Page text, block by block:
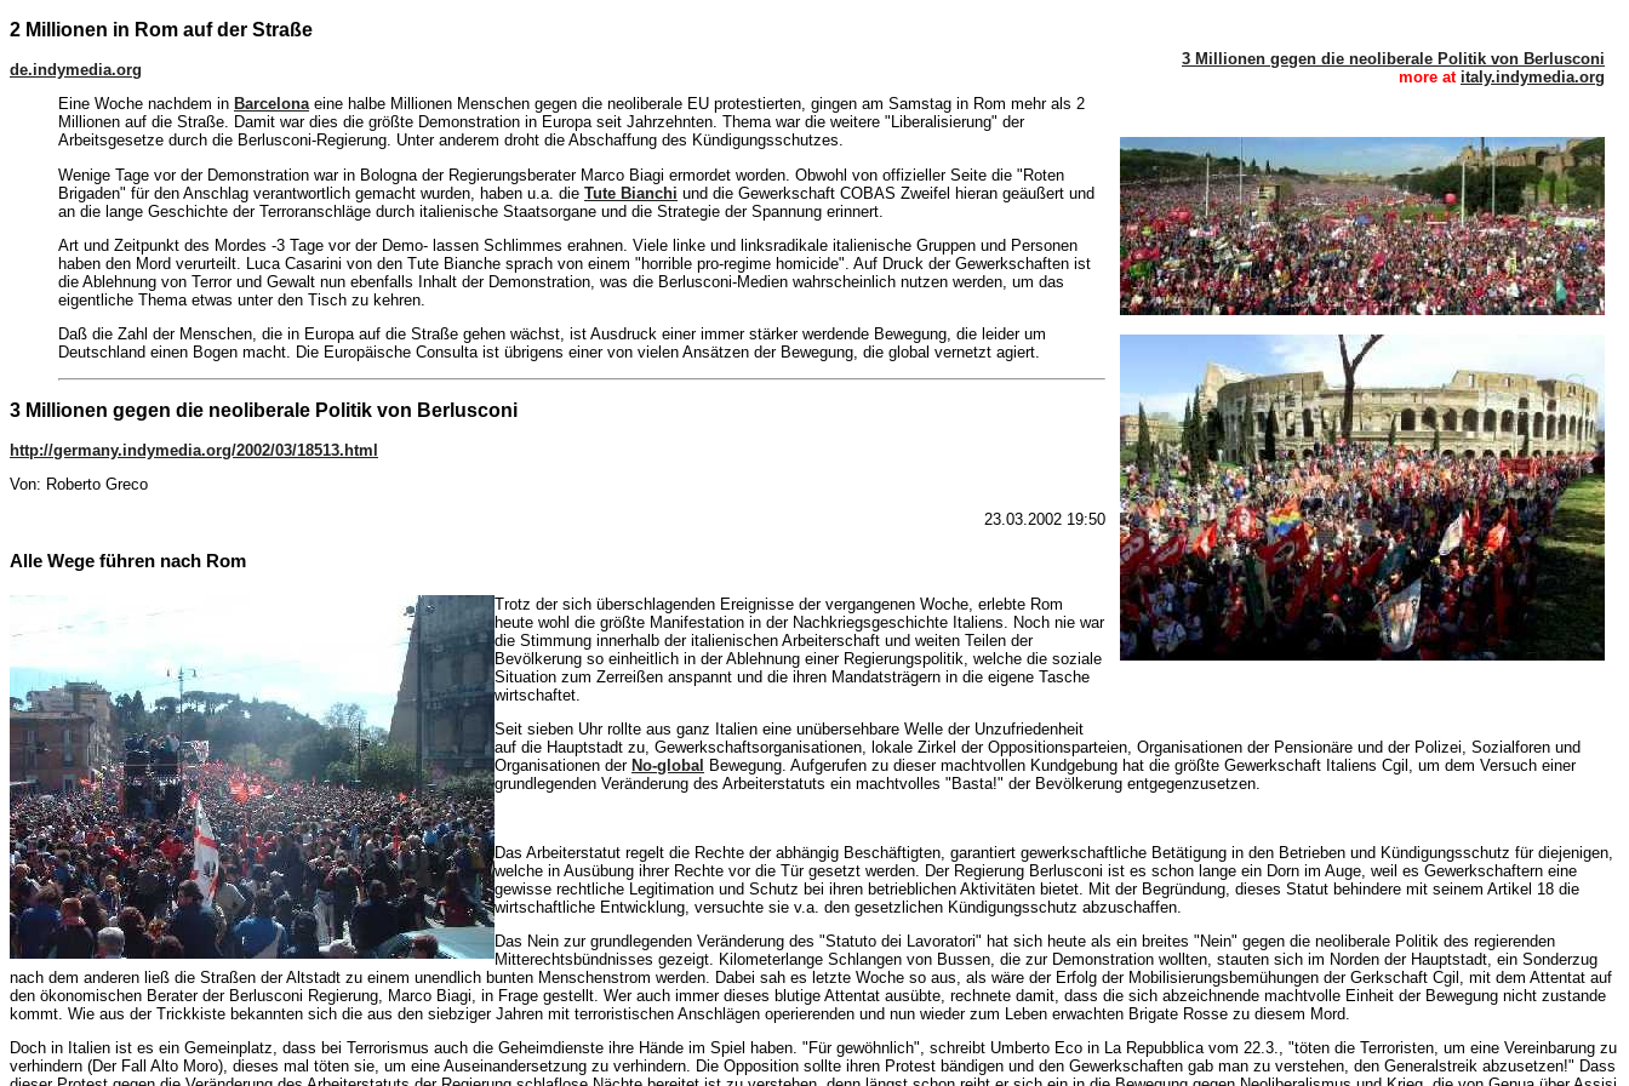
3 Millionen gegen die neoliberale Politik von Berlusconi
more at italy.indymedia.org
2 Millionen in Rom auf der Straße
de.indymedia.org
Eine Woche nachdem in Barcelonaeine halbe Millionen Menschen gegen die neoliberale EU protestierten, gingen am Samstag in Rom mehr als 2
Millionen auf die Straße. Damit war dies die größte Demonstration in Europa seit Jahrzehnten. Thema war die weitere "Liberalisierung" der
Arbeitsgesetze durch die Berlusconi-Regierung. Unter anderem droht die Abschaffung des Kündigungsschutzes.
Wenige Tage vor der Demonstration war in Bologna der Regierungsberater Marco Biagi ermordet worden. Obwohl von offizieller Seite die "Roten
Brigaden" für den Anschlag verantwortlich gemacht wurden, haben u.a. die Tute Bianchi und die Gewerkschaft COBAS Zweifel hieran geäußert und
an die lange Geschichte der Terroranschläge durch italienische Staatsorgane und die Strategie der Spannung erinnert.
Art und Zeitpunkt des Mordes -3 Tage vor der Demo- lassen Schlimmes erahnen. Viele linke und linksradikale italienische Gruppen und Personen
haben den Mord verurteilt. Luca Casarini von den Tute Bianche sprach von einem "horrible pro-regime homicide". Auf Druck der Gewerkschaften ist
die Ablehnung von Terror und Gewalt nun ebenfalls Inhalt der Demonstration, was die Berlusconi-Medien wahrscheinlich nutzen werden, um das
eigentliche Thema etwas unter den Tisch zu kehren.
Daß die Zahl der Menschen, die in Europa auf die Straße gehen wächst, ist Ausdruck einer immer stärker werdende Bewegung, die leider um
Deutschland einen Bogen macht. Die Europäische Consulta ist übrigens einer von vielen Ansätzen der Bewegung, die global vernetzt agiert.
3 Millionen gegen die neoliberale Politik von Berlusconi
http://germany.indymedia.org/2002/03/18513.html
Von: Roberto Greco
23.03.2002 19:50
Alle Wege führen nach Rom
Trotz der sich überschlagenden Ereignisse der vergangenen Woche, erlebte Rom
heute wohl die größte Manifestation in der Nachkriegsgeschichte Italiens. Noch nie war
die Stimmung innerhalb der italienischen Arbeiterschaft und weiten Teilen der
Bevölkerung so einheitlich in der Ablehnung einer Regierungspolitik, welche die soziale
Situation zum Zerreißen anspannt und die ihren Mandatsträgern in die eigene Tasche
wirtschaftet.
Seit sieben Uhr rollte aus ganz Italien eine unübersehbare Welle der Unzufriedenheit
auf die Hauptstadt zu, Gewerkschaftsorganisationen, lokale Zirkel der Oppositionsparteien, Organisationen der Pensionäre und der Polizei, Sozialforen und
Organisationen der No-global Bewegung. Aufgerufen zu dieser machtvollen Kundgebung hat die größte Gewerkschaft Italiens Cgil, um dem Versuch einer
grundlegenden Veränderung des Arbeiterstatuts ein machtvolles "Basta!" der Bevölkerung entgegenzusetzen.
Das Arbeiterstatut regelt die Rechte der abhängig Beschäftigten, garantiert gewerkschaftliche Betätigung in den Betrieben und Kündigungsschutz für diejenigen,
welche in Ausübung ihrer Rechte vor die Tür gesetzt werden. Der Regierung Berlusconi ist es schon lange ein Dorn im Auge, weil es Gewerkschaftern eine
gewisse rechtliche Legitimation und Schutz bei ihren betrieblichen Aktivitäten bietet. Mit der Begründung, dieses Statut behindere mit seinem Artikel 18 die
wirtschaftliche Entwicklung, versuchte sie v.a. den gesetzlichen Kündigungsschutz abzuschaffen.
Das Nein zur grundlegenden Veränderung des "Statuto dei Lavoratori" hat sich heute als ein breites "Nein" gegen die neoliberale Politik des regierenden
Mitterechtsbündnisses gezeigt. Kilometerlange Schlangen von Bussen, die zur Demonstration wollten, stauten sich im Norden der Hauptstadt, ein Sonderzug
nach dem anderen ließ die Straßen der Altstadt zu einem unendlich bunten Menschenstrom werden. Dabei sah es letzte Woche so aus, als wäre der Erfolg der Mobilisierungsbemühungen der Gerkschaft Cgil, mit dem Attentat auf
den ökonomischen Berater der Berlusconi Regierung, Marco Biagi, in Frage gestellt. Wer auch immer dieses blutige Attentat ausübte, rechnete damit, dass die sich abzeichnende machtvolle Einheit der Bewegung nicht zustande
kommt. Wie aus der Trickkiste bekannten sich die aus den siebziger Jahren mit terroristischen Anschlägen operierenden und nun wieder zum Leben erwachten Brigate Rosse zu diesem Mord.
Doch in Italien ist es ein Gemeinplatz, dass bei Terrorismus auch die Geheimdienste ihre Hände im Spiel haben. "Für gewöhnlich", schreibt Umberto Eco in La Repubblica vom 22.3., "töten die Terroristen, um eine Vereinbarung zu
verhindern (Der Fall Alto Moro), dieses mal töten sie, um eine Auseinandersetzung zu verhindern. Die Opposition sollte ihren Protest bändigen und den Gewerkschaften gab man zu verstehen, den Generalstreik abzusetzen!" Dass